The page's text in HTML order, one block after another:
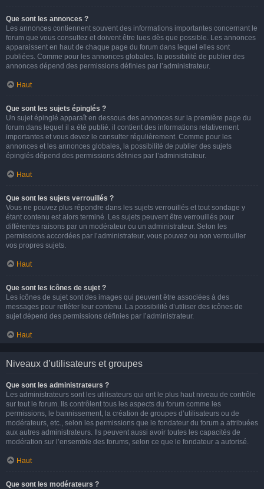
Que sont les annonces ?
Les annonces contiennent souvent des informations importantes concernant le
forum que vous consultez et doivent être lues dès que possible. Les annonces
apparaissent en haut de chaque page du forum dans lequel elles sont
publiées. Comme pour les annonces globales, la possibilité de publier des
annonces dépend des permissions définies par l’administrateur.
Haut
Que sont les sujets épinglés ?
Un sujet épinglé apparaît en dessous des annonces sur la première page du
forum dans lequel il a été publié. il contient des informations relativement
importantes et vous devez le consulter régulièrement. Comme pour les
annonces et les annonces globales, la possibilité de publier des sujets
épinglés dépend des permissions définies par l’administrateur.
Haut
Que sont les sujets verrouillés ?
Vous ne pouvez plus répondre dans les sujets verrouillés et tout sondage y
étant contenu est alors terminé. Les sujets peuvent être verrouillés pour
différentes raisons par un modérateur ou un administrateur. Selon les
permissions accordées par l’administrateur, vous pouvez ou non verrouiller
vos propres sujets.
Haut
Que sont les icônes de sujet ?
Les icônes de sujet sont des images qui peuvent être associées à des
messages pour refléter leur contenu. La possibilité d’utiliser des icônes de
sujet dépend des permissions définies par l’administrateur.
Haut
Niveaux d’utilisateurs et groupes
Que sont les administrateurs ?
Les administrateurs sont les utilisateurs qui ont le plus haut niveau de contrôle
sur tout le forum. Ils contrôlent tous les aspects du forum comme les
permissions, le bannissement, la création de groupes d’utilisateurs ou de
modérateurs, etc., selon les permissions que le fondateur du forum a attribuées
aux autres administrateurs. Ils peuvent aussi avoir toutes les capacités de
modération sur l’ensemble des forums, selon ce que le fondateur a autorisé.
Haut
Que sont les modérateurs ?